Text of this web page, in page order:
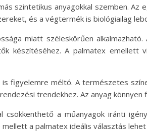
szintetikus anyagokkal szemben.
és a végtermék is biológiailag
miatt széleskörűen
készítéséhez. A palmatex emellett
figyelemre méltó. A természetes
trendekhez. Az anyag
csökkenthető a műanyagok iránti
a palmatex ideális választás